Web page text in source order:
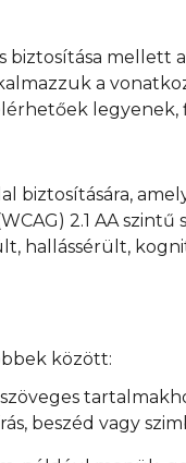
mellett
a
biztosítására,
2.1 AA szintű
hallássérült,
között:
beszéd vagy